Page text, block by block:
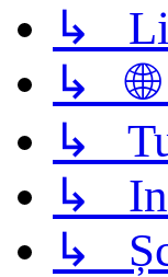
↳
↳ 🌐
↳
↳
↳